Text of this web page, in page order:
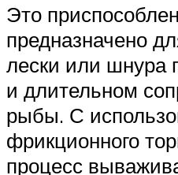
Это
предназначено
лески или шнура
и длительном
рыбы. С
фрикционного
процесс